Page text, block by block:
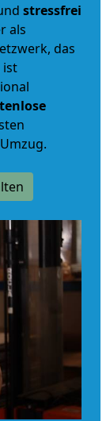
stressfrei
als
das
ist